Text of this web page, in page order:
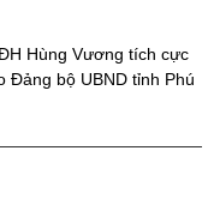
Hùng Vương tích cực
Đảng bộ UBND tỉnh Phú